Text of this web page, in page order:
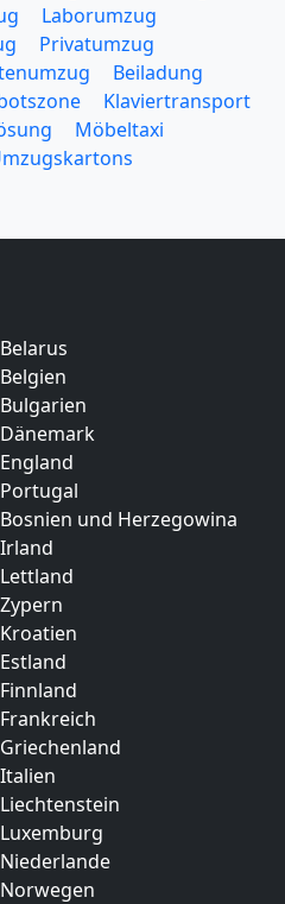
Laborumzug
Privatumzug
Beiladung
Klaviertransport
Möbeltaxi
und Herzegowina